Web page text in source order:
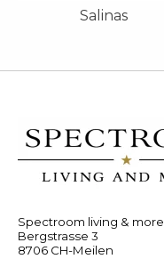
Salinas
Spectroom living & more
Bergstrasse 3
8706 CH-Meilen